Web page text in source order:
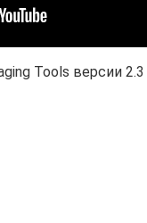
Tools версии